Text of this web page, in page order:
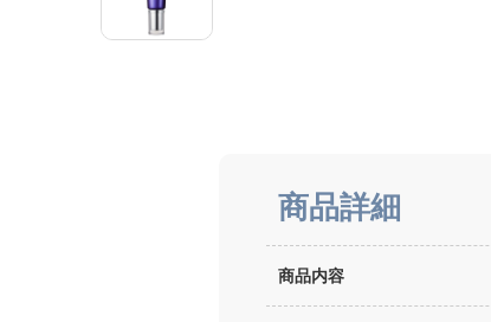
商品詳細
商品内容